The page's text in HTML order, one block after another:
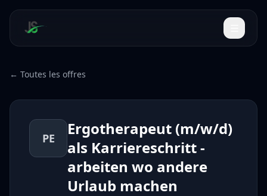
← Toutes les offres
PE
Ergotherapeut (m/w/d)
als Karriereschritt -
arbeiten wo andere
Urlaub machen